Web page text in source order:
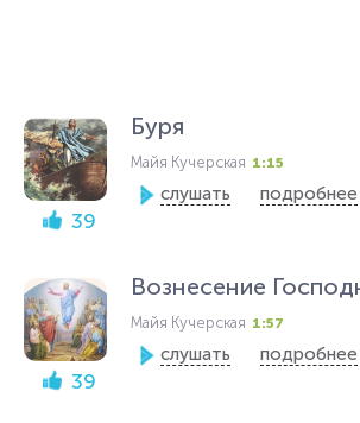
39
Буря
Майя Кучерская 1:15
слушать подробнее
39
Вознесение
Майя Кучерская 1:57
слушать подробнее